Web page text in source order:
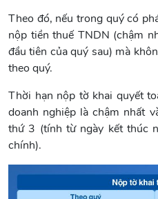
Theo đó, nếu trong quý có
nộp tiền thuế TNDN (chậm
đầu tiên của quý sau) mà
theo quý.
Thời hạn nộp tờ khai quyết
doanh nghiệp là chậm nhất
thứ 3 (tính từ ngày kết thúc
chính).